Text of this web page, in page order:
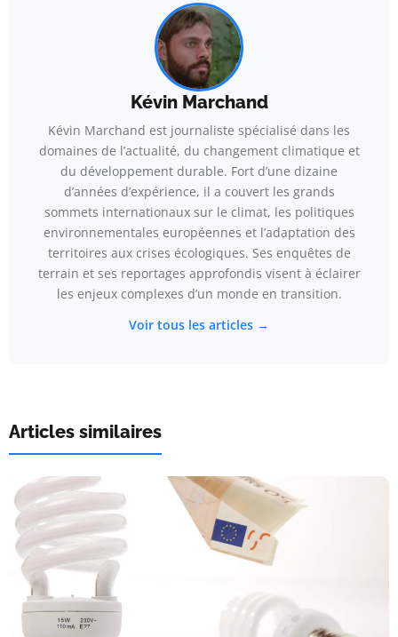
Kévin Marchand
Kévin Marchand est journaliste spécialisé dans les
domaines de l’actualité, du changement climatique et
du développement durable. Fort d’une dizaine
d’années d’expérience, il a couvert les grands
sommets internationaux sur le climat, les politiques
environnementales européennes et l’adaptation des
territoires aux crises écologiques. Ses enquêtes de
terrain et ses reportages approfondis visent à éclairer
les enjeux complexes d’un monde en transition.
Voir tous les articles →
Articles similaires